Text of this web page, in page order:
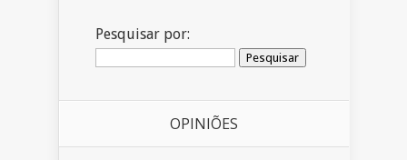
Pesquisar por:
OPINIÕES